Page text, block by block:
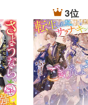
3位